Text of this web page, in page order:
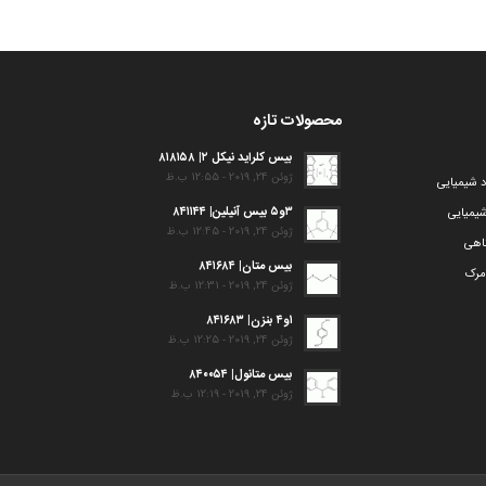
شیمیایی
مرک
محصولات تازه
بیس کلراید نیکل ۲| ۸۱۸۱۵۸
ژوئن 24, 2019 - 12:55 ب.ظ
۳و۵ بیس آنیلین| ۸۴۱۱۴۴
ژوئن 24, 2019 - 12:45 ب.ظ
بیس متان| ۸۴۱۶۸۴
ژوئن 24, 2019 - 12:31 ب.ظ
۱و۴ بنزن| ۸۴۱۶۸۳
ژوئن 24, 2019 - 12:25 ب.ظ
بیس متانول| ۸۴۰۰۵۴
ژوئن 24, 2019 - 12:19 ب.ظ